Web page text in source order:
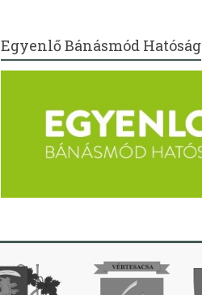
Egyenlő Bánásmód Hatóság